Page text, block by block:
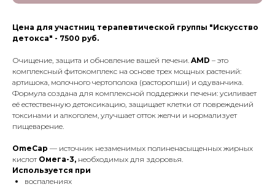
Цена для участниц терапевтической группы "Искусство
детокса" - 7500 руб.
Очищение, защита и обновление вашей печени. AMD – это
комплексный фитокомплекс на основе трех мощных растений:
артишока, молочного чертополоха (расторопши) и одуванчика.
Формула создана для комплексной поддержки печени: усиливает
её естественную детоксикацию, защищает клетки от повреждений
токсинами и алкоголем, улучшает отток желчи и нормализует
пищеварение.
OmeCap — источник незаменимых полиненасыщенных жирных
кислотОмега-3, необходимых для здоровья.
Используется при
воспалениях